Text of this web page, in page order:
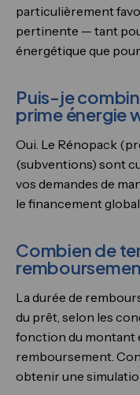
particulièrement
pertinente — tant
énergétique que
Puis-je
prime énergie
Oui. Le Rénopack
(subventions) sont
vos demandes de
le financement
Combien de
La durée de
du prêt, selon les
fonction du montant
remboursement.
obtenir une